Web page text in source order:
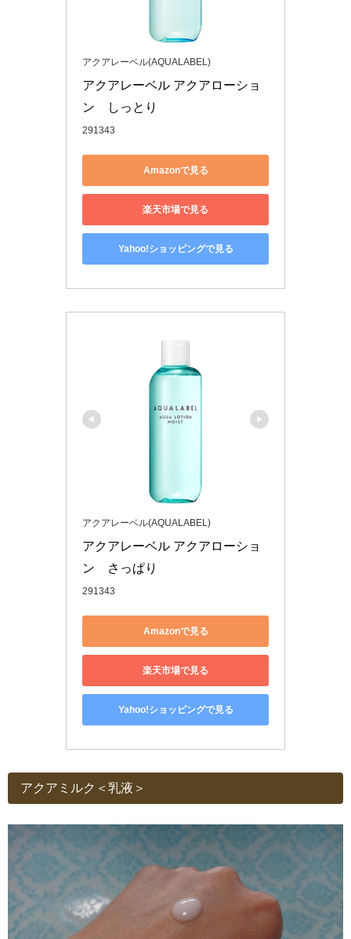
アクアレーベル(AQUALABEL)
アクアレーベル アクアローショ
ン　しっとり
291343
Amazonで見る
楽天市場で見る
Yahoo!ショッピングで見る
アクアレーベル(AQUALABEL)
アクアレーベル アクアローショ
ン　さっぱり
291343
Amazonで見る
楽天市場で見る
Yahoo!ショッピングで見る
アクアミルク＜乳液＞